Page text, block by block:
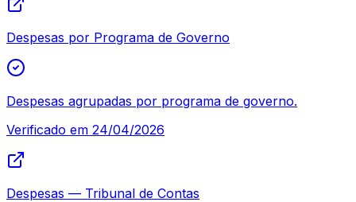
Despesas por Programa de Governo
Despesas agrupadas por programa de governo.
Verificado em 24/04/2026
Despesas — Tribunal de Contas